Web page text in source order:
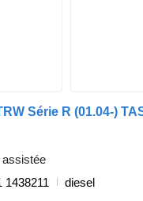
assistée
1438211
diesel